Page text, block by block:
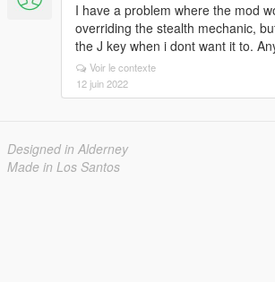
I have a problem where the mod
overriding the stealth mechanic,
the J key when i dont want it to.
Voir le contexte
12 juin 2022
Designed in Alderney
Made in Los Santos